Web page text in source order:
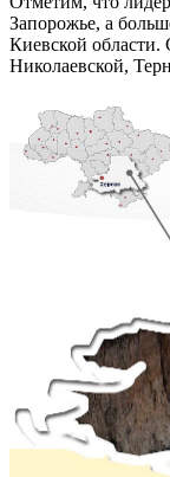
Запорожье, а
Киевской области.
Николаевской,